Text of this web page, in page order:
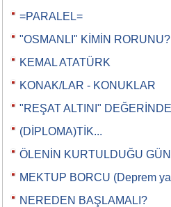
=PARALEL=
"OSMANLI" KİMİN RORUNU?
KEMAL ATATÜRK
KONAK/LAR - KONUKLAR
"REŞAT ALTINI"
(DİPLOMA)TİK...
ÖLENİN KURTULDUĞU GÜN
MEKTUP BORCU (Deprem
NEREDEN BAŞLAMALI?